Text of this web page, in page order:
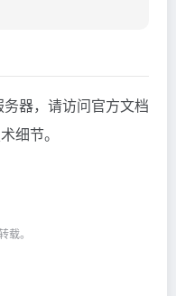
器，请访问官方文档
细节。
载。